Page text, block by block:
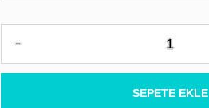
SEPETE EKLE